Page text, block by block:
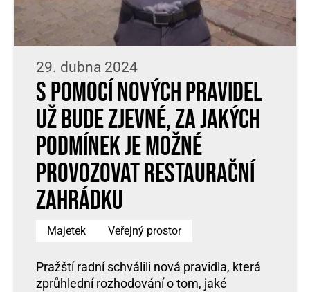
29. dubna 2024
S pomocí nových pravidel
už bude zjevné, za jakých
podmínek je možné
provozovat restaurační
zahrádku
Majetek Veřejný prostor
Pražští radní schválili nová pravidla, která
zprůhlední rozhodování o tom, jaké